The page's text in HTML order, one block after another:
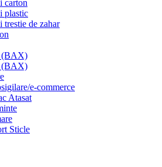
carton
plastic
trestie de zahar
(BAX)
(BAX)
e-commerce
Atasat
Sticle